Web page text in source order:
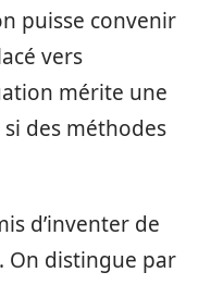
puisse convenir
vers
mérite une
des méthodes
d’inventer de
On distingue par